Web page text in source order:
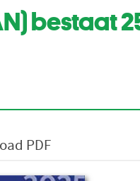
bestaat
PDF